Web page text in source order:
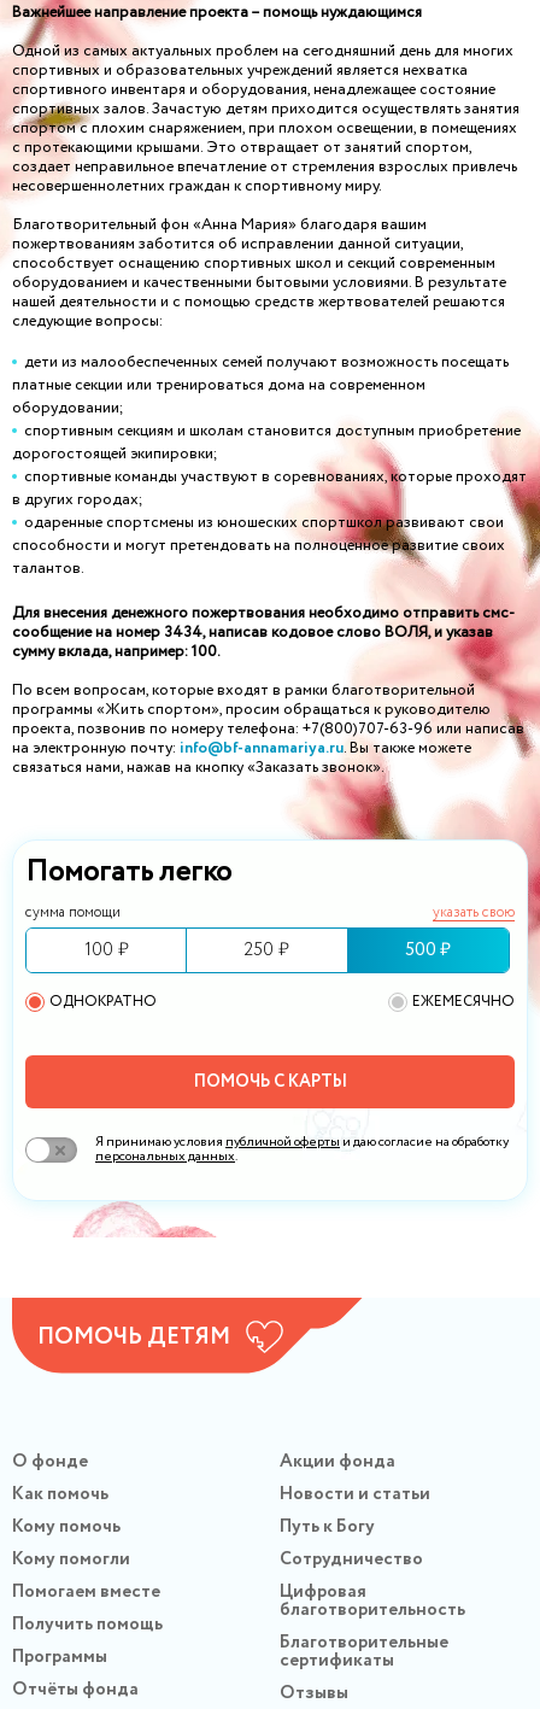
Помогать легко
сумма помощи указать свою
100 ₽ 250 ₽ 500 ₽
ОДНОКРАТНО ЕЖЕМЕСЯЧНО
ПОМОЧЬ С КАРТЫ
Я принимаю условия публичной оферты и даю согласие на обработку
персональных данных.
Важнейшее направление проекта – помощь нуждающимся
Одной из самых актуальных проблем на сегодняшний день для многих
спортивных и образовательных учреждений является нехватка
спортивного инвентаря и оборудования, ненадлежащее состояние
спортивных залов. Зачастую детям приходится осуществлять занятия
спортом с плохим снаряжением, при плохом освещении, в помещениях
с протекающими крышами. Это отвращает от занятий спортом,
создает неправильное впечатление от стремления взрослых привлечь
несовершеннолетних граждан к спортивному миру.
Благотворительный фон «Анна Мария» благодаря вашим
пожертвованиям заботится об исправлении данной ситуации,
способствует оснащению спортивных школ и секций современным
оборудованием и качественными бытовыми условиями. В результате
нашей деятельности и с помощью средств жертвователей решаются
следующие вопросы:
дети из малообеспеченных семей получают возможность посещать
платные секции или тренироваться дома на современном
оборудовании;
спортивным секциям и школам становится доступным приобретение
дорогостоящей экипировки;
спортивные команды участвуют в соревнованиях, которые проходят
в других городах;
одаренные спортсмены из юношеских спортшкол развивают свои
способности и могут претендовать на полноценное развитие своих
талантов.
Для внесения денежного пожертвования необходимо отправить смс-
сообщение на номер 3434, написав кодовое слово ВОЛЯ, и указав
сумму вклада, например: 100.
По всем вопросам, которые входят в рамки благотворительной
программы «Жить спортом», просим обращаться к руководителю
проекта, позвонив по номеру телефона: +7(800)707-63-96 или написав
на электронную почту: info@bf-annamariya.ru. Вы также можете
связаться нами, нажав на кнопку «Заказать звонок».
ПОМОЧЬ ДЕТЯМ
О фонде
Как помочь
Кому помочь
Кому помогли
Помогаем вместе
Получить помощь
Программы
Отчёты фонда
Акции фонда
Новости и статьи
Путь к Богу
Сотрудничество
Цифровая
благотворительность
Благотворительные
сертификаты
Отзывы